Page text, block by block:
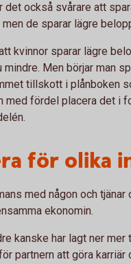
också svårare att
de sparar lägre
kvinnor sparar lägre
mindre. Men börjar man
tillskott i plånboken
med fördel placera det i
för olika
med någon och
ekonomin.
kanske har lagt ner
partnern att göra karriär